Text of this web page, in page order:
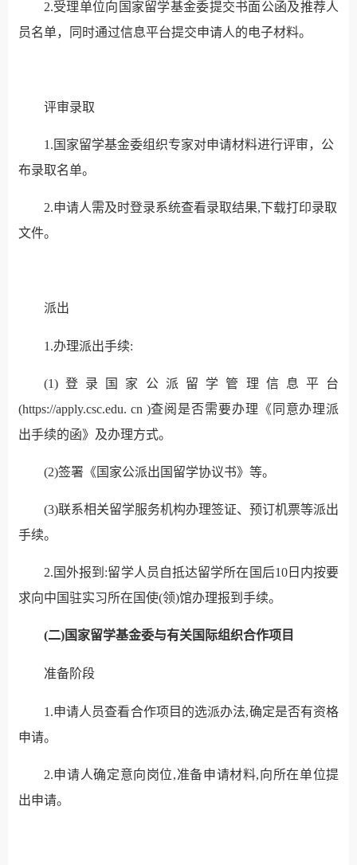
2.受理单位向国家留学基金委提交书面公函及推荐人
员名单，同时通过信息平台提交申请人的电子材料。
评审录取
1.国家留学基金委组织专家对申请材料进行评审，公
布录取名单。
2.申请人需及时登录系统查看录取结果,下载打印录取
文件。
派出
1.办理派出手续:
(1)登录国家公派留学管理信息平台
(https://apply.csc.edu. cn )查阅是否需要办理《同意办理派
出手续的函》及办理方式。
(2)签署《国家公派出国留学协议书》等。
(3)联系相关留学服务机构办理签证、预订机票等派出
手续。
2.国外报到:留学人员自抵达留学所在国后10日内按要
求向中国驻实习所在国使(领)馆办理报到手续。
(二)国家留学基金委与有关国际组织合作项目
准备阶段
1.申请人员查看合作项目的选派办法,确定是否有资格
申请。
2.申请人确定意向岗位,准备申请材料,向所在单位提
出申请。